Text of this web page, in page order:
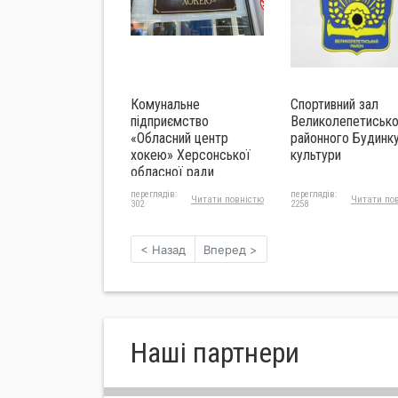
Комунальне
підприємство
«Обласний центр
хокею» Херсонської
обласної ради
переглядів:
302
Читати повнiстю
Спортивний зал
районного
культури
переглядів:
2258
Читати
< Назад Вперед >
Нашi партнери